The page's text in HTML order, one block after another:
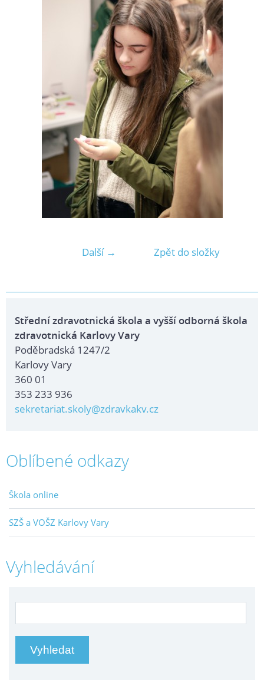
Další → Zpět do složky
Střední zdravotnická škola a vyšší odborná škola
zdravotnická Karlovy Vary
Poděbradská 1247/2
Karlovy Vary
360 01
353 233 936
sekretariat.skoly@zdravkakv.cz
Oblíbené odkazy
Škola online
SZŠ a VOŠZ Karlovy Vary
Vyhledávání